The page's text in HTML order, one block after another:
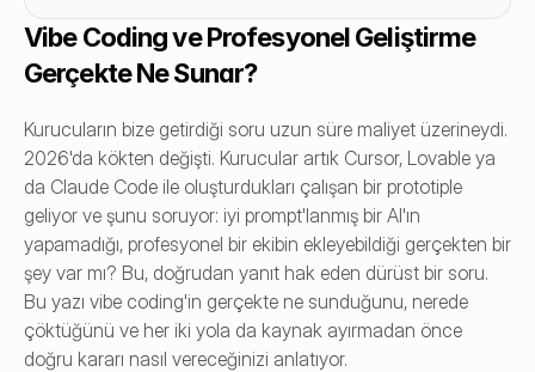
Vibe Coding ve Profesyonel Geliştirme
Gerçekte Ne Sunar?
Kurucuların bize getirdiği soru uzun süre maliyet üzerineydi.
2026'da kökten değişti. Kurucular artık Cursor, Lovable ya
da Claude Code ile oluşturdukları çalışan bir prototiple
geliyor ve şunu soruyor: iyi prompt'lanmış bir AI'ın
yapamadığı, profesyonel bir ekibin ekleyebildiği gerçekten bir
şey var mı? Bu, doğrudan yanıt hak eden dürüst bir soru.
Bu yazı vibe coding'in gerçekte ne sunduğunu, nerede
çöktüğünü ve her iki yola da kaynak ayırmadan önce
doğru kararı nasıl vereceğinizi anlatıyor.